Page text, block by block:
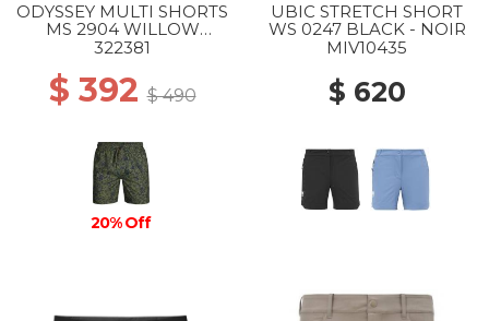
ODYSSEY MULTI SHORTS
MS 2904 WILLOW
ATOMS
322381
$ 392$ 490
20% Off
UBIC STRETCH SHORT
WS 0247 BLACK - NOIR
MIV10435
$ 620